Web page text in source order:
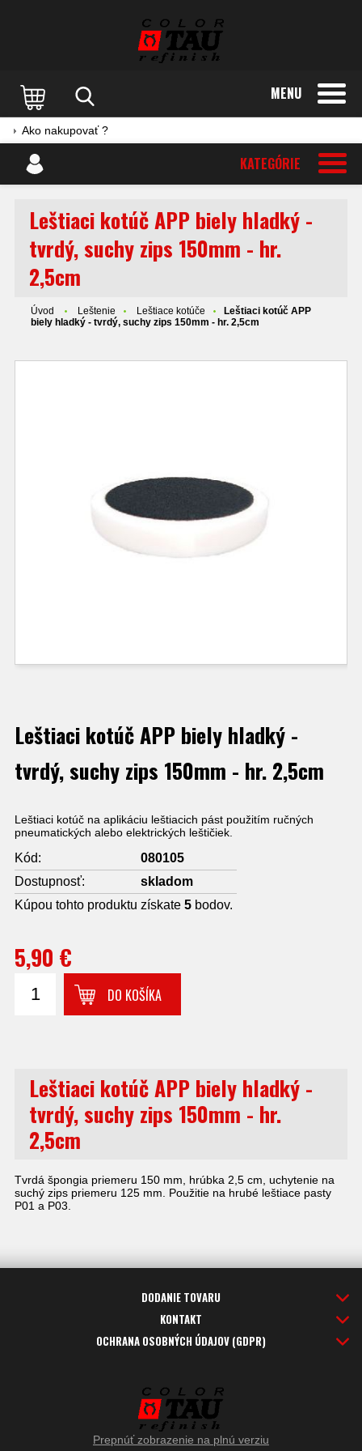
MENU
Ako nakupovať ?
KATEGÓRIE
Leštiaci kotúč APP biely hladký -
tvrdý, suchy zips 150mm - hr.
2,5cm
Úvod Leštenie Leštiace kotúče
Leštiaci kotúč APP
biely hladký - tvrdý, suchy zips 150mm - hr. 2,5cm
Leštiaci kotúč APP biely hladký -
tvrdý, suchy zips 150mm - hr. 2,5cm
Leštiaci kotúč na aplikáciu leštiacich pást použitím ručných
pneumatických alebo elektrických leštičiek.
Kód:
080105
Dostupnosť:
skladom
Kúpou tohto produktu získate 5 bodov.
5,90 €
DO KOŠÍKA
Leštiaci kotúč APP biely hladký -
tvrdý, suchy zips 150mm - hr.
2,5cm
Tvrdá špongia priemeru 150 mm, hrúbka 2,5 cm, uchytenie na
suchý zips priemeru 125 mm. Použitie na hrubé leštiace pasty
P01 a P03.
DODANIE TOVARU
KONTAKT
OCHRANA OSOBNÝCH ÚDAJOV (GDPR)
Prepnúť zobrazenie na plnú verziu